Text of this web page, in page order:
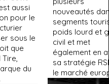
aussi
pour le
sous le
que
du
nouveautés
segments
poids lourd et
civil et met
également en
sa stratégie
le marché